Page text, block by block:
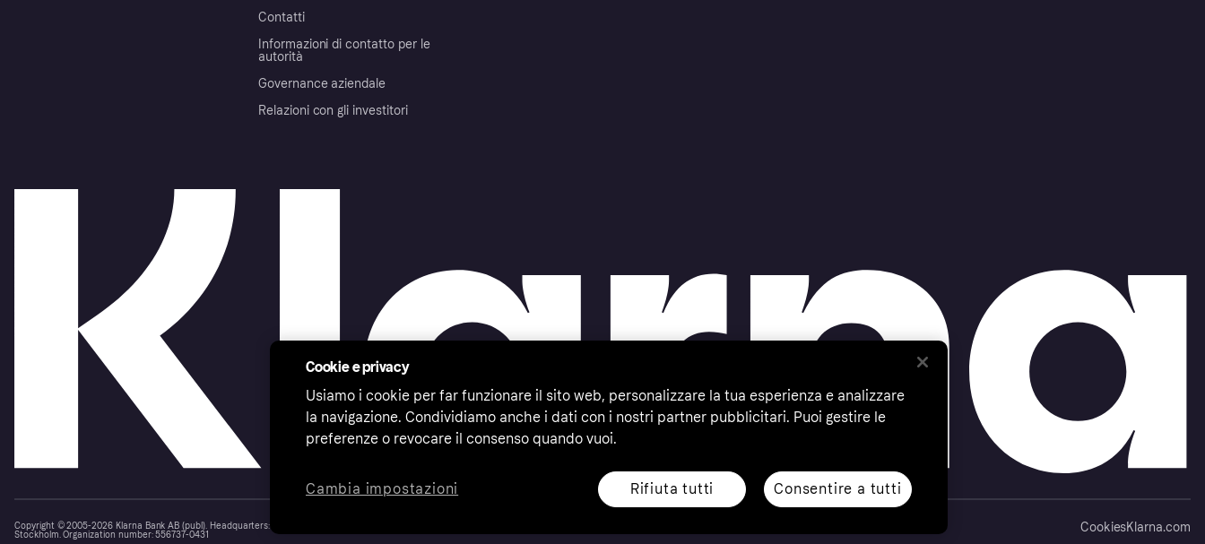
Contatti
Informazioni di contatto per le
autorità
Governance aziendale
Relazioni con gli investitori
Copyright © 2005-2026 Klarna Bank AB (publ). Headquarters: Stockholm, Sweden. All rights reserved. Klarna Bank AB (publ). Sveavägen 46, 111 34
Stockholm. Organization number: 556737-0431
CookiesKlarna.com
Cookie e privacy
Usiamo i cookie per far funzionare il sito web, personalizzare la tua esperienza e analizzare
la navigazione. Condividiamo anche i dati con i nostri partner pubblicitari. Puoi gestire le
preferenze o revocare il consenso quando vuoi.
Rifiuta tutti Consentire a tutti
Cambia impostazioni